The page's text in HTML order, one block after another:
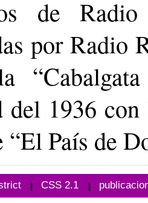
de
por Radio
del 1936 con
“El País de
| CSS 2.1 |